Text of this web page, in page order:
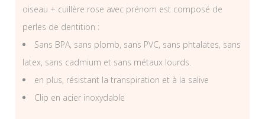
oiseau + cuillère rose avec prénom est composé de
perles de dentition :
Sans BPA, sans plomb, sans PVC, sans phtalates, sans
latex, sans cadmium et sans métaux lourds.
en plus, résistant la transpiration et à la salive
Clip en acier inoxydable